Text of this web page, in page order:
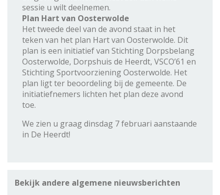
sessie u wilt deelnemen.
Plan Hart van Oosterwolde
Het tweede deel van de avond staat in het
teken van het plan Hart van Oosterwolde. Dit
plan is een initiatief van Stichting Dorpsbelang
Oosterwolde, Dorpshuis de Heerdt, VSCO’61 en
Stichting Sportvoorziening Oosterwolde. Het
plan ligt ter beoordeling bij de gemeente. De
initiatiefnemers lichten het plan deze avond
toe.
We zien u graag dinsdag 7 februari aanstaande
in De Heerdt!
Bekijk andere algemene nieuwsberichten